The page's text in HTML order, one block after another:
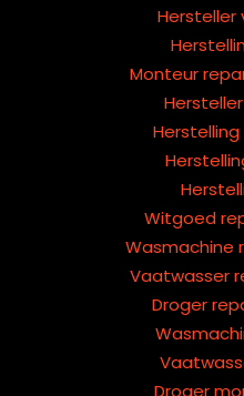
Hersteller
Monteur
Witgoed
Wasmachine
Vaatwasser
Droger
Droger